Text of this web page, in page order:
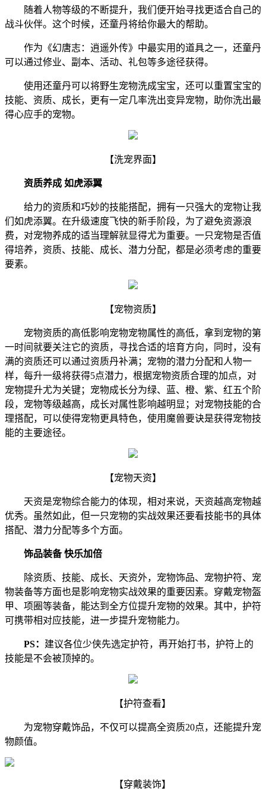
随着人物等级的不断提升，我们便开始寻找更适合自己的
战斗伙伴。这个时候，还童丹将给你最大的帮助。
作为《幻唐志：逍遥外传》中最实用的道具之一，还童丹
可以通过修业、副本、活动、礼包等多途径获得。
使用还童丹可以将野生宠物洗成宝宝，还可以重置宝宝的
技能、资质、成长，更有一定几率洗出变异宠物，助你洗出最
得心应手的宠物。
【洗宠界面】
资质养成 如虎添翼
给力的资质和巧妙的技能搭配，拥有一只强大的宠物让我
们如虎添翼。在升级速度飞快的新手阶段，为了避免资源浪
费， 对宠物养成的适当理解就显得尤为重要。一只宠物是否值
得培养，资质、技能、成长、潜力分配，都是必须考虑的重要
要素。
【宠物资质】
宠物资质的高低影响宠物宠物属性的高低，拿到宠物的第
一时间就要关注它的资质，寻找合适的培育方向，同时，没有
满的资质还可以通过资质丹补满；宠物的潜力分配和人物一
样，每升一级将获得5点潜力，根据宠物资质合理的加点，对
宠物提升尤为关键；宠物成长分为绿、蓝、橙、紫、红五个阶
段，宠物等级越高，成长对属性影响越明显；对宠物技能的合
理搭配，可以使得宠物更具特色，使用魔兽要诀是获得宠物技
能的主要途径。
【宠物天资】
天资是宠物综合能力的体现，相对来说，天资越高宠物越
优秀。虽然如此，但一只宠物的实战效果还要看技能书的具体
搭配、潜力分配等多个方面。
饰品装备 快乐加倍
除资质、技能、成长、天资外，宠物饰品、宠物护符、宠
物装备等方面也是影响宠物实战效果的重要因素。穿戴宠物盔
甲、项圈等装备，能达到全方位提升宠物的效果。其中，护符
可携带相对应技能，进一步提升宠物能力。
PS： 建议各位少侠先选定护符，再开始打书，护符上的
技能是不会被顶掉的。
【护符查看】
为宠物穿戴饰品，不仅可以提高全资质20点，还能提升宠
物颜值。
【穿戴装饰】